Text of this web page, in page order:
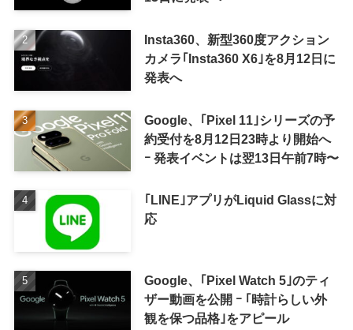
Insta360、新型360度アクション
カメラ｢Insta360 X6｣を8月12日に
発表へ
Google、｢Pixel 11｣シリーズの予
約受付を8月12日23時より開始へ
ｰ 発表イベントは翌13日午前7時〜
｢LINE｣アプリがLiquid Glassに対
応
Google、｢Pixel Watch 5｣のティ
ザー動画を公開 ｰ ｢時計らしい外
観を保つ品格｣をアピール